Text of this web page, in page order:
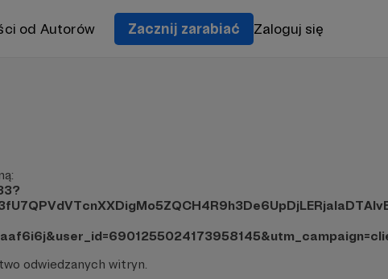
od Autorów Zacznij zarabiać Zaloguj się
odwiedzanych witryn.